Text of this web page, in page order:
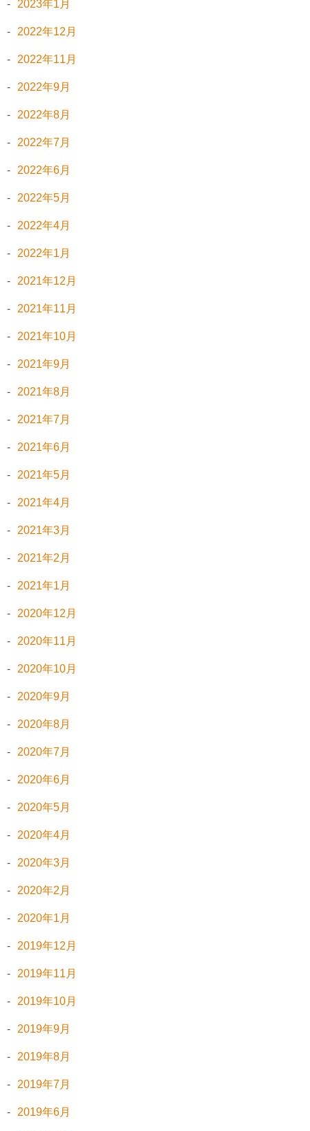
2023年1月
2022年12月
2022年11月
2022年9月
2022年8月
2022年7月
2022年6月
2022年5月
2022年4月
2022年1月
2021年12月
2021年11月
2021年10月
2021年9月
2021年8月
2021年7月
2021年6月
2021年5月
2021年4月
2021年3月
2021年2月
2021年1月
2020年12月
2020年11月
2020年10月
2020年9月
2020年8月
2020年7月
2020年6月
2020年5月
2020年4月
2020年3月
2020年2月
2020年1月
2019年12月
2019年11月
2019年10月
2019年9月
2019年8月
2019年7月
2019年6月